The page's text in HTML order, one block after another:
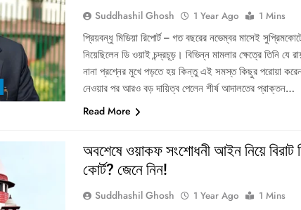
Suddhashil Ghosh 1 Year Ago
1 Mins
প্রিয়বন্ধু মিডিয়া রিপোর্ট – গত বছরের নভেম্বর মাসেই
নিয়েছিলেন ডি ওয়াই চন্দ্রচূড়। বিভিন্ন মামলার ক্ষেত্রে তিনি যে
নানা প্রশ্নের মুখে পড়তে হয় কিন্তু এই সমস্ত কিছুর পরোয়া
নেওয়ার পর আরও বড় দায়িত্ব পেলেন শীর্ষ আদালতের প্রাক্তন…
Read More
অবশেষে ওয়াকফ সংশোধনী আইন নিয়ে বিরাট
কোর্ট? জেনে নিন!
Suddhashil Ghosh 1 Year Ago
1 Mins